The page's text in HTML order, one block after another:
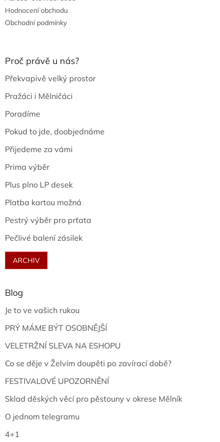
Hodnocení obchodu
Obchodní podmínky
Proč právě u nás?
Překvapivě velký prostor
Pražáci i Mělničáci
Poradíme
Pokud to jde, doobjednáme
Přijedeme za vámi
Prima výběr
Plus plno LP desek
Platba kartou možná
Pestrý výběr pro prťata
Pečlivé balení zásilek
ARCHIV
Blog
Je to ve vašich rukou
PRÝ MÁME BÝT OSOBNĚJŠÍ
VELETRŽNÍ SLEVA NA ESHOPU
Co se děje v Želvím doupěti po zavírací době?
FESTIVALOVÉ UPOZORNĚNÍ
Sklad děských věcí pro pěstouny v okrese Mělník
O jednom telegramu
4+1